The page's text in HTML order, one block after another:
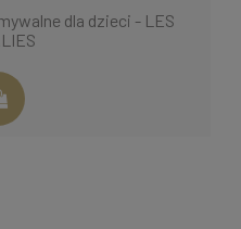
dla dzieci - LES